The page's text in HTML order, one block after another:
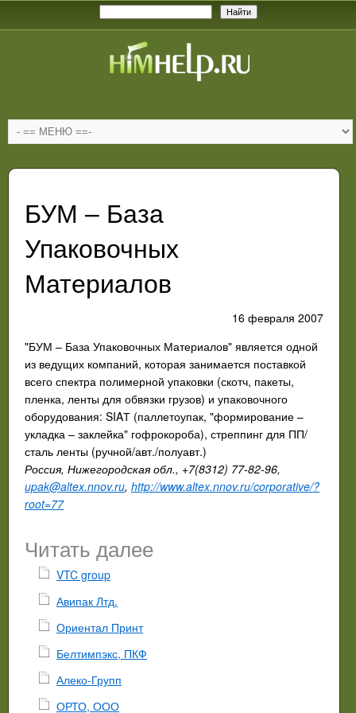
БУМ – База
Упаковочных
Материалов
16 февраля 2007
"БУМ – База Упаковочных Материалов" является одной
из ведущих компаний, которая занимается поставкой
всего спектра полимерной упаковки (скотч, пакеты,
пленка, ленты для обвязки грузов) и упаковочного
оборудования: SIAТ (паллетоупак, "формирование –
укладка – заклейка" гофрокороба), стреппинг для ПП/
сталь ленты (ручной/авт./полуавт.)
Россия, Нижегородская обл., +7(8312) 77-82-96,
upak@altex.nnov.ru, http://www.altex.nnov.ru/corporative/?
root=77
Читать далее
VTC group
Авипак Лтд.
Ориентал Принт
Белтимпэкс, ПКФ
Алеко-Групп
ОРТО, ООО